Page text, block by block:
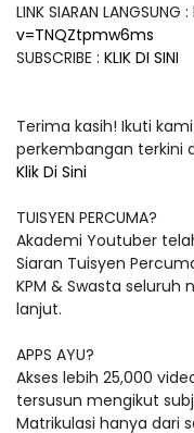
LINK SIARAN LANGSUNG :
v=TNQZtpmw6ms
SUBSCRIBE : KLIK DI SINI
Terima kasih! Ikuti
perkembangan terkini
Klik Di Sini
TUISYEN PERCUMA?
Akademi Youtuber
Siaran Tuisyen
KPM & Swasta seluruh
lanjut.
APPS AYU?
Akses lebih 25,000
tersusun mengikut
Matrikulasi hanya dari